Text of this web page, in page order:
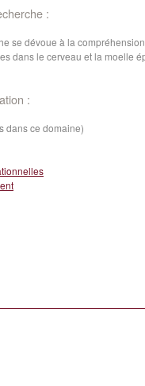
:
se dévoue à la
dans le cerveau et la moelle
:
dans ce domaine)